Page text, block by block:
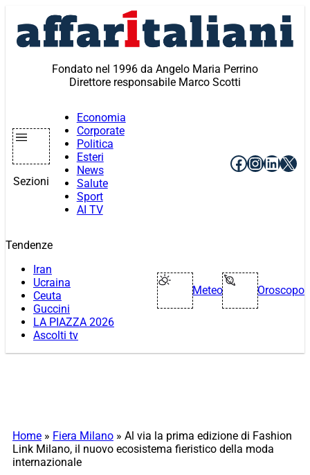
contenuto
Fondato nel 1996 da Angelo Maria Perrino
Direttore responsabile Marco Scotti
Sezioni
Economia
Corporate
Politica
Esteri
News
Salute
Sport
AI TV
Facebook
X
Tendenze
Iran
Ucraina
Ceuta
Guccini
LA PIAZZA 2026
Ascolti tv
Meteo Oroscopo
Home » Fiera Milano » Al via la prima edizione di Fashion
Link Milano, il nuovo ecosistema fieristico della moda
internazionale